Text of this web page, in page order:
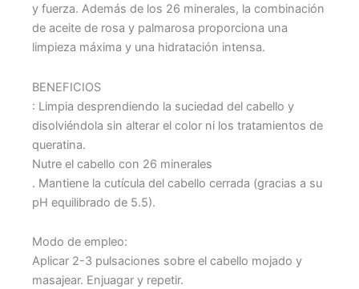
y fuerza. Además de los 26 minerales, la combinación
de aceite de rosa y palmarosa proporciona una
limpieza máxima y una hidratación intensa.
BENEFICIOS
: Limpia desprendiendo la suciedad del cabello y
disolviéndola sin alterar el color ni los tratamientos de
queratina.
Nutre el cabello con 26 minerales
. Mantiene la cutícula del cabello cerrada (gracias a su
pH equilibrado de 5.5).
Modo de empleo:
Aplicar 2-3 pulsaciones sobre el cabello mojado y
masajear. Enjuagar y repetir.